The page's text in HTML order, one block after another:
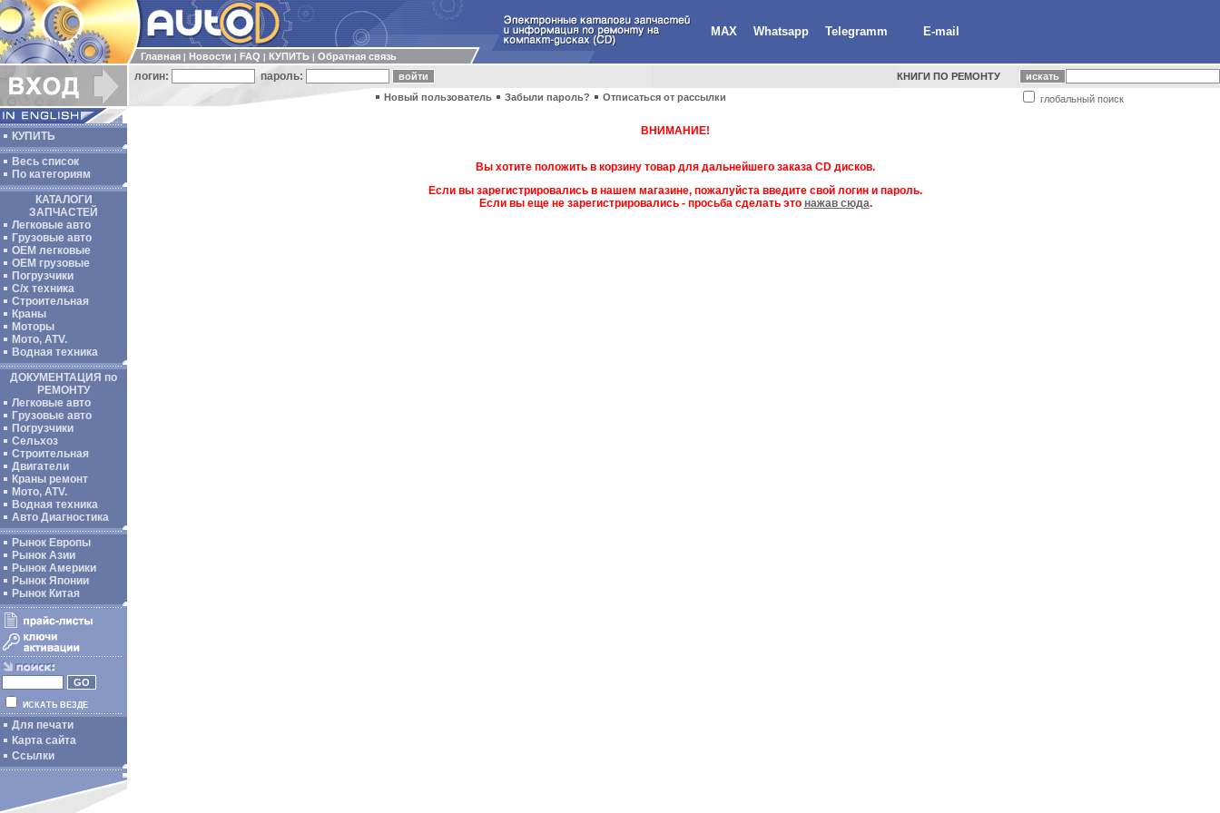
MAX Whatsapp Telegramm E-mail
Главная Новости FAQ КУПИТЬ Обратная связь
логин: пароль: КНИГИ ПО РЕМОНТУ
глобальный поиск
Новый пользователь Забыли пароль? Отписаться от рассылки
КУПИТЬ
Весь список
По категориям
КАТАЛОГИ
ЗАПЧАСТЕЙ
Легковые авто
Грузовые авто
ОЕМ легковые
OEM грузовые
Погрузчики
С/х техника
Строительная
Краны
Моторы
Мото, ATV.
Водная техника
ДОКУМЕНТАЦИЯ по
РЕМОНТУ
Легковые авто
Грузовые авто
Погрузчики
Сельхоз
Строительная
Двигатели
Краны ремонт
Мото, ATV.
Водная техника
Авто Диагностика
Рынок Европы
Рынок Азии
Рынок Америки
Рынок Японии
Рынок Китая
ИСКАТЬ ВЕЗДЕ
Для печати
Карта сайта
Ссылки
ВНИМАНИЕ!
Вы хотите положить в корзину товар для дальнейшего заказа CD дисков.
Если вы зарегистрировались в нашем магазине, пожалуйста введите свой логин и пароль.
Если вы еще не зарегистрировались - просьба сделать это нажав сюда.